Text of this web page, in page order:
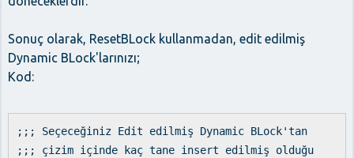
Sonuç olarak, ResetBLock kullanmadan, edit edilmiş
Dynamic BLock'larınızı;
Kod:
;;; Seçeceğiniz Edit edilmiş Dynamic BLock'tan
;;; çizim içinde kaç tane insert edilmiş olduğu